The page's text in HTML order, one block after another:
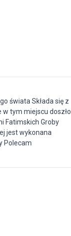
świata Składa się z
w tym miejscu doszło
Fatimskich Groby
jest wykonana
Polecam